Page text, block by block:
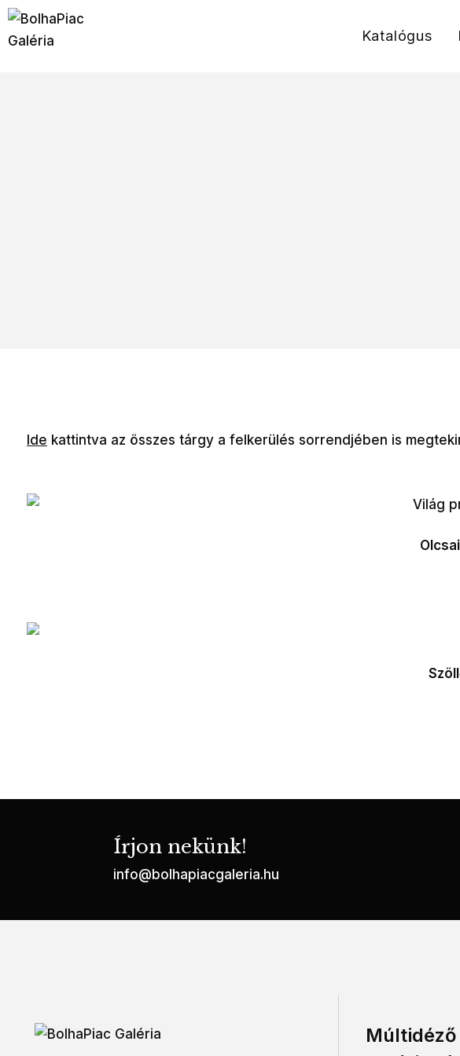
Katalógus
Ide kattintva az összes tárgy a felkerülés sorrendjében is
Írjon nekünk!
info@bolhapiacgaleria.hu